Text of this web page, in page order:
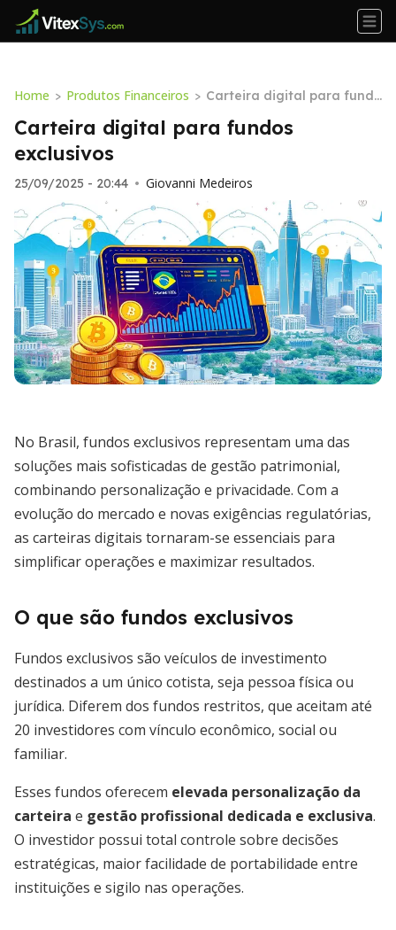
Home > Produtos Financeiros > Carteira digital para fundo
s exclusivos
Carteira digital para fundos
exclusivos
25/09/2025 - 20:44 • Giovanni Medeiros
No Brasil, fundos exclusivos representam uma das
soluções mais sofisticadas de gestão patrimonial,
combinando personalização e privacidade. Com a
evolução do mercado e novas exigências regulatórias,
as carteiras digitais tornaram-se essenciais para
simplificar operações e maximizar resultados.
O que são fundos exclusivos
Fundos exclusivos são veículos de investimento
destinados a um único cotista, seja pessoa física ou
jurídica. Diferem dos fundos restritos, que aceitam até
20 investidores com vínculo econômico, social ou
familiar.
Esses fundos oferecem elevada personalização da
carteira e gestão profissional dedicada e exclusiva.
O investidor possui total controle sobre decisões
estratégicas, maior facilidade de portabilidade entre
instituições e sigilo nas operações.